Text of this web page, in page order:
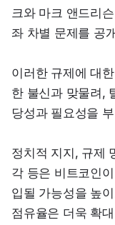
크와 마크 앤드리
좌 차별 문제를 공
이러한 규제에 대
한 불신과 맞물려,
당성과 필요성을
정치적 지지, 규제
각 등은 비트코인
입될 가능성을 높
점유율은 더욱 확